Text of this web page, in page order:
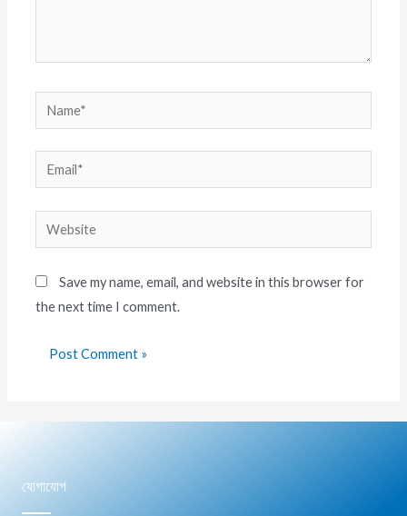
Save my name, email, and website in this browser for
the next time I comment.
যোগাযোগ